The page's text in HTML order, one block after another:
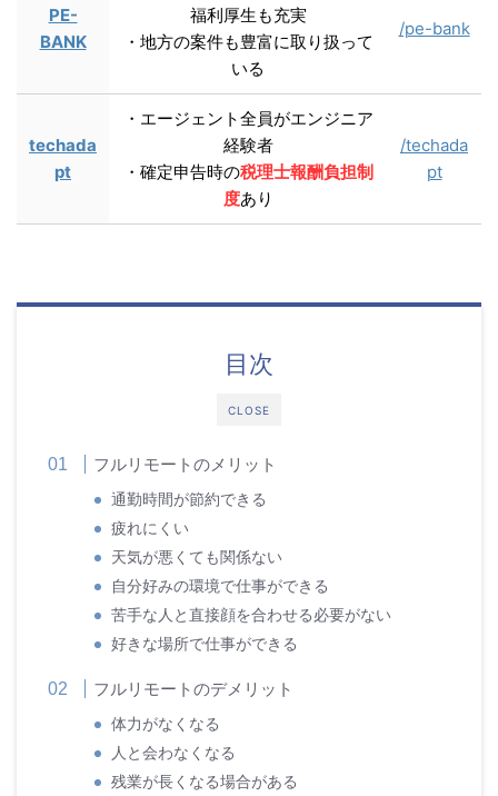
PE-
BANK
福利厚生も充実
・地方の案件も豊富に取り扱って
いる
/pe-bank
techada
pt
・エージェント全員がエンジニア
経験者
・確定申告時の税理士報酬負担制
度あり
/techada
pt
CLOSE
目次
フルリモートのメリット
通勤時間が節約できる
疲れにくい
天気が悪くても関係ない
自分好みの環境で仕事ができる
苦手な人と直接顔を合わせる必要がない
好きな場所で仕事ができる
フルリモートのデメリット
体力がなくなる
人と会わなくなる
残業が長くなる場合がある